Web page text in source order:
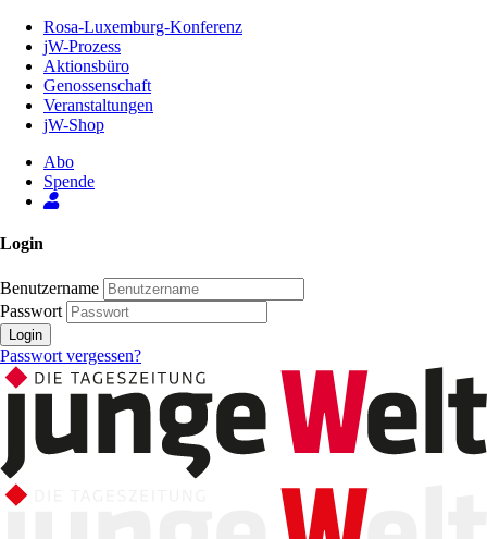
Inhalt
Seite
Rosa-Luxemburg-Konferenz
jW-Prozess
Aktionsbüro
Genossenschaft
Veranstaltungen
jW-Shop
Abo
Spende
Login
Benutzername
Passwort
Login
Passwort vergessen?